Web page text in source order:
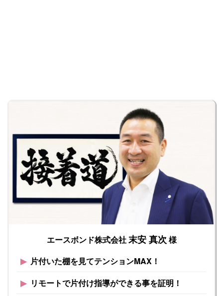
エースボンド株式会社末安 真次 様
▶︎ 片付いた棚を見てテンションMAX！
▶︎ リモートで片付け指導ができる事を証明！